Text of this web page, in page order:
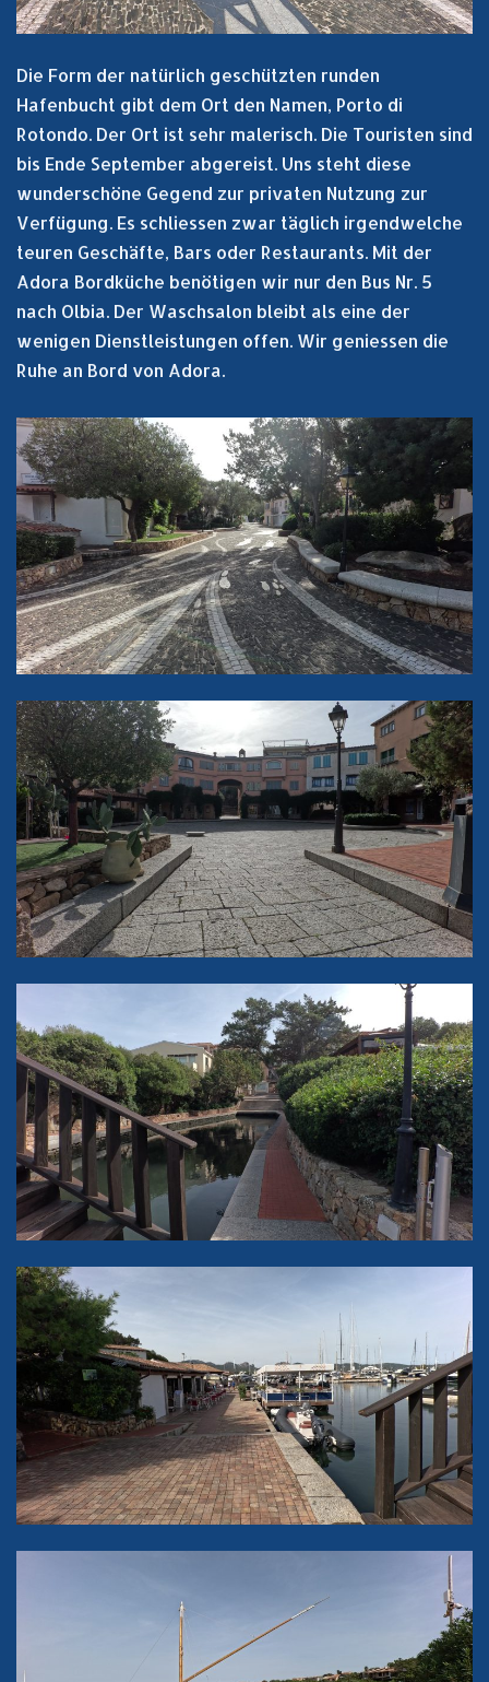
Die Form der natürlich geschützten runden
Hafenbucht gibt dem Ort den Namen, Porto di
Rotondo. Der Ort ist sehr malerisch. Die Touristen sind
bis Ende September abgereist. Uns steht diese
wunderschöne Gegend zur privaten Nutzung zur
Verfügung. Es schliessen zwar täglich irgendwelche
teuren Geschäfte, Bars oder Restaurants. Mit der
Adora Bordküche benötigen wir nur den Bus Nr. 5
nach Olbia. Der Waschsalon bleibt als eine der
wenigen Dienstleistungen offen. Wir geniessen die
Ruhe an Bord von Adora.